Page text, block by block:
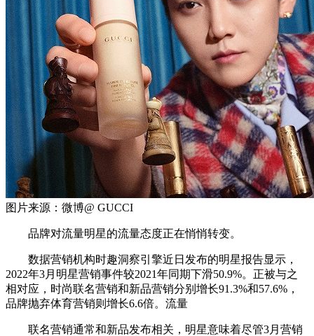
图片来源：微博@ GUCCI
品牌对流量明星的流量态度正在悄悄转变。
数据营销机构时趣洞察引擎近日发布的明星报告显示，
2022年3月明星营销事件较2021年同期下滑50.9%。正被与之
相对应，时尚联名营销和新品营销分别增长91.3%和57.6%，
品牌抛弃体育营销则增长6.6倍。流量
联名营销通常和新品发布相关，明星意味着尽管3月营销